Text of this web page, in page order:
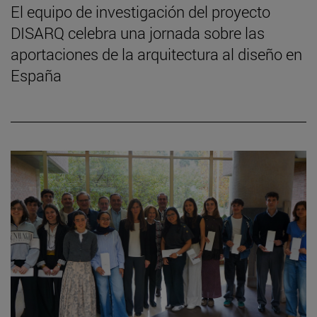
El equipo de investigación del proyecto
DISARQ celebra una jornada sobre las
aportaciones de la arquitectura al diseño en
España